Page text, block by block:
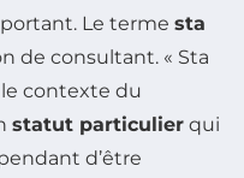
Le terme sta
de consultant. « Sta
le contexte du
statut particulier qui
d’être